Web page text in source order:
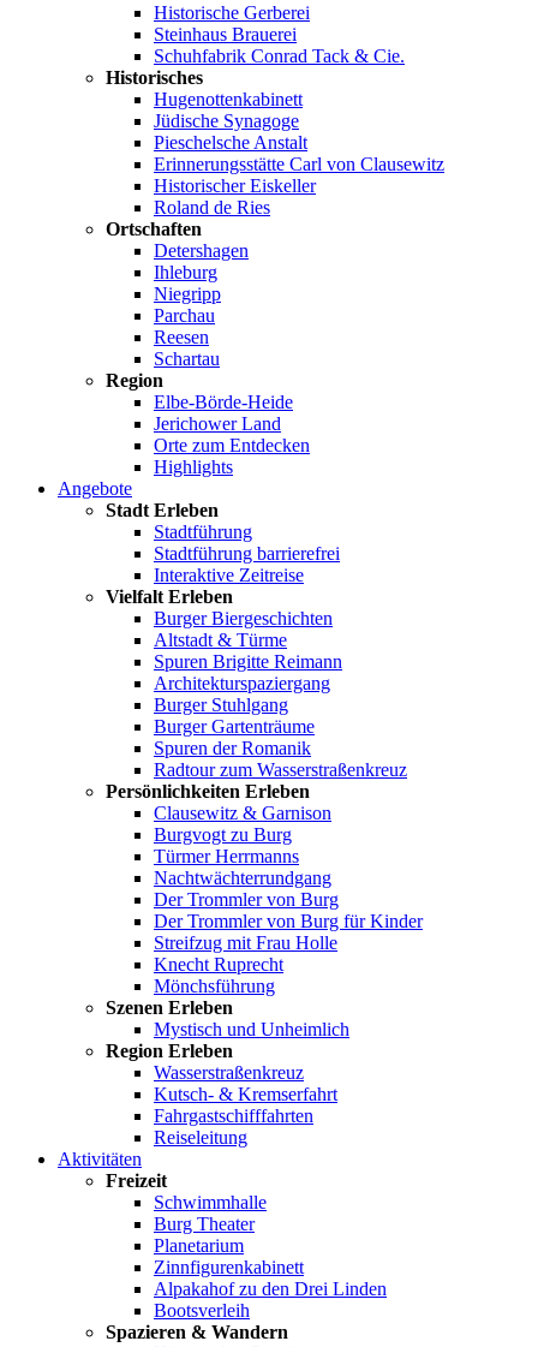
Historische Gerberei
Steinhaus Brauerei
Schuhfabrik Conrad Tack & Cie.
Historisches
Hugenottenkabinett
Jüdische Synagoge
Pieschelsche Anstalt
Erinnerungsstätte Carl von Clausewitz
Historischer Eiskeller
Roland de Ries
Ortschaften
Detershagen
Ihleburg
Niegripp
Parchau
Reesen
Schartau
Region
Elbe-Börde-Heide
Jerichower Land
Orte zum Entdecken
Highlights
Angebote
Stadt Erleben
Stadtführung
Stadtführung barrierefrei
Interaktive Zeitreise
Vielfalt Erleben
Burger Biergeschichten
Altstadt & Türme
Spuren Brigitte Reimann
Architekturspaziergang
Burger Stuhlgang
Burger Gartenträume
Spuren der Romanik
Radtour zum Wasserstraßenkreuz
Persönlichkeiten Erleben
Clausewitz & Garnison
Burgvogt zu Burg
Türmer Herrmanns
Nachtwächterrundgang
Der Trommler von Burg
Der Trommler von Burg für Kinder
Streifzug mit Frau Holle
Knecht Ruprecht
Mönchsführung
Szenen Erleben
Mystisch und Unheimlich
Region Erleben
Wasserstraßenkreuz
Kutsch- & Kremserfahrt
Fahrgastschifffahrten
Reiseleitung
Aktivitäten
Freizeit
Schwimmhalle
Burg Theater
Planetarium
Zinnfigurenkabinett
Alpakahof zu den Drei Linden
Bootsverleih
Spazieren & Wandern